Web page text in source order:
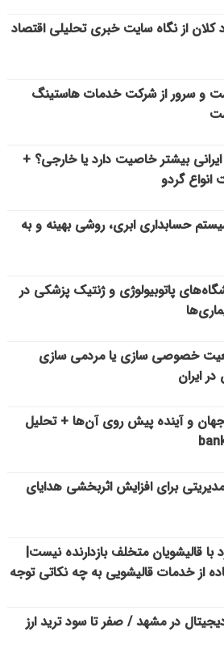
کلان از نگاه سایت خبری تحلیلی اقتصاد
و سرور از شرکت خدمات هاستینگ
بیشتر خاصیت دارد یا خارجی؟ +
گردو
حسابداری ابری، روشی بهینه و به
پاتوبیولوژی و ژنتیک پزشکی در
خصوصی سازی یا مردمی سازی
ایران
و آینده پیش روی آن‌ها + تحلیل
برای افزایش اثربخشی هدایای
با قالیشویان متخلف بازدارنده نیست|
از خدمات قالیشویی به چه نکاتی توجه
در مشهد / صفر تا سود ترید ارز